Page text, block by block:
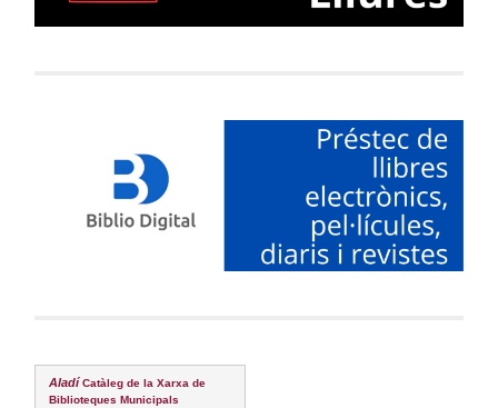
Aladí Catàleg de la Xarxa de
Biblioteques Municipals